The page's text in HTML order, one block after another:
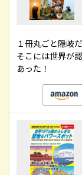
１冊丸ごと隠岐
そこには世界が
あった！